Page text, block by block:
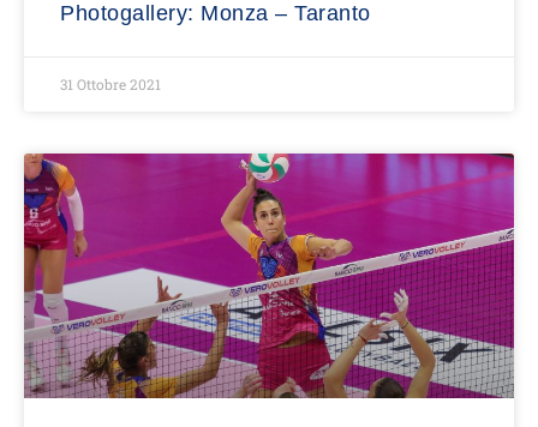
Photogallery: Monza – Taranto
31 Ottobre 2021